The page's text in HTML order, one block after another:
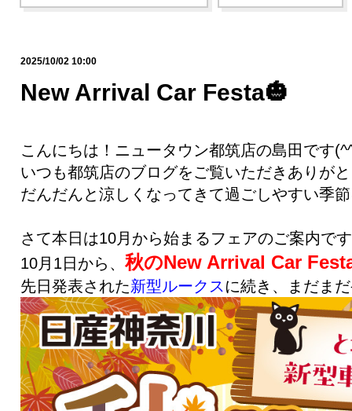
2025/10/02 10:00
New Arrival Car Festa🎃
こんにちは！ニュータウン都筑店の島田です
いつも都筑店のブログをご覧いただきありが
だんだんと涼しくなってきて過ごしやすい季
さて本日は10月から始まるフェアのご案内で
10月1日から、秋のNew Arrival Car
先日発表された新型ルークス に続き、まだま